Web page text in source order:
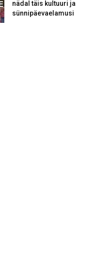
nädal täis kultuuri ja
sünnipäevaelamusi